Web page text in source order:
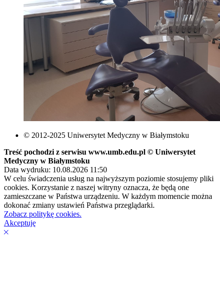
© 2012-2025 Uniwersytet Medyczny w Białymstoku
Treść pochodzi z serwisu www.umb.edu.pl © Uniwersytet
Medyczny w Białymstoku
Data wydruku: 10.08.2026 11:50
W celu świadczenia usług na najwyższym poziomie stosujemy pliki
cookies. Korzystanie z naszej witryny oznacza, że będą one
zamieszczane w Państwa urządzeniu. W każdym momencie można
dokonać zmiany ustawień Państwa przeglądarki.
Zobacz politykę cookies.
Akceptuję